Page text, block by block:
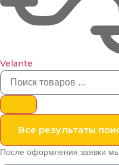
Velante
Все результаты
После оформления заявки